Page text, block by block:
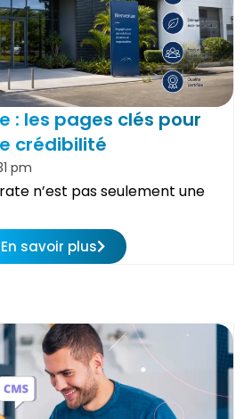
: les pages clés pour
crédibilité
pm
n’est pas seulement une
En savoir plus